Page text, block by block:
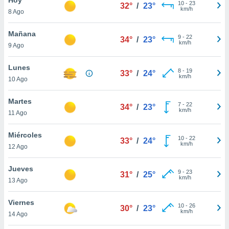
en
más
nuestra
de
cookies
aceptar
8 Ago
32° / 23° 10- 23
km/h
Mañana
9 Ago
34° / 23° 9- 22
km/h
Lunes
10 Ago
33° / 24° 8- 19
km/h
Martes
11 Ago
34° / 23° 7- 22
km/h
Miércoles
12 Ago
33° / 24° 10- 22
km/h
Jueves
13 Ago
31° / 25° 9- 23
km/h
Viernes
14 Ago
30° / 23° 10- 26
km/h